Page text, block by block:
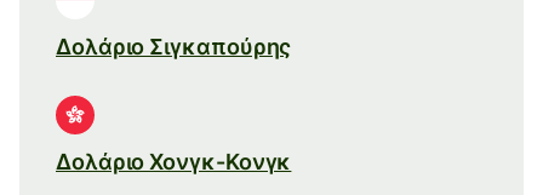
Δολάριο Σιγκαπούρης
Δολάριο Χονγκ-Κονγκ